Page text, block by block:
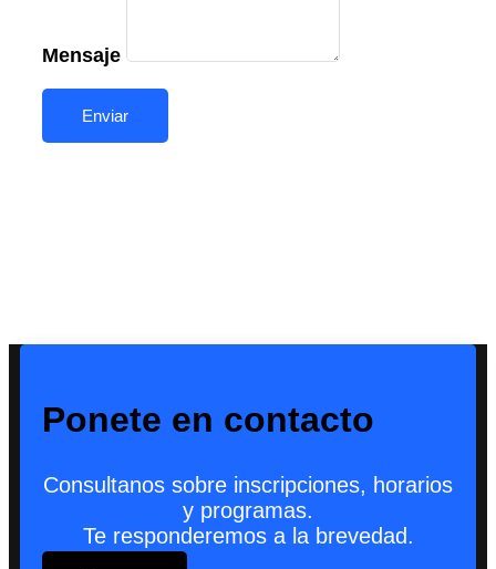
Mensaje
Enviar
Ponete en contacto
Consultanos sobre inscripciones, horarios
y programas.
Te responderemos a la brevedad.